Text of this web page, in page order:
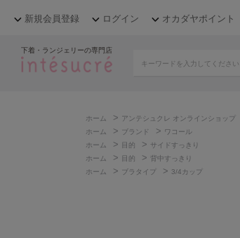
新規会員登録 ログイン オカダヤポイント
下着・ランジェリーの専門店
ホーム > アンテシュクレ オンラインショップ
ホーム
> ブランド > ワコール
ホーム
> 目的 > サイドすっきり
ホーム
> 目的 >
背中すっきり
ホーム
> ブラタイプ > 3/4カップ